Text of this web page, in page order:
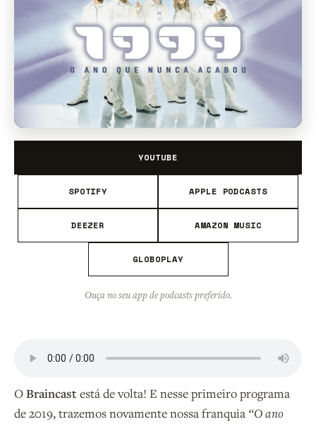
YOUTUBE
SPOTIFY APPLE PODCASTS
DEEZER AMAZON MUSIC
GLOBOPLAY
Ouça no seu app de podcasts preferido.
OBraincastestá de volta! E nesse primeiro programa
de 2019, trazemos novamente nossa franquia “O ano